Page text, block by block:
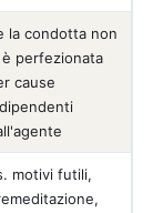
la condotta non
perfezionata
cause
motivi futili,